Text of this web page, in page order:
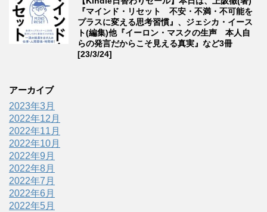
『マインド・リセット 不安・不満・不可能を
プラスに変える思考習慣』、ジェシカ・イース
ト(編集)他『イーロン・マスクの生声 本人自
らの発言だからこそ見える真実』など3冊
[23/3/24]
アーカイブ
2023年3月
2022年12月
2022年11月
2022年10月
2022年9月
2022年8月
2022年7月
2022年6月
2022年5月